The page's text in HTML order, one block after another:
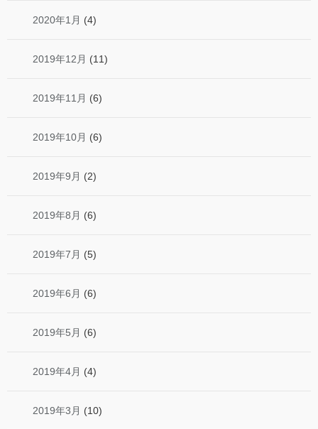
2020年1月 (4)
2019年12月 (11)
2019年11月 (6)
2019年10月 (6)
2019年9月 (2)
2019年8月 (6)
2019年7月 (5)
2019年6月 (6)
2019年5月 (6)
2019年4月 (4)
2019年3月 (10)